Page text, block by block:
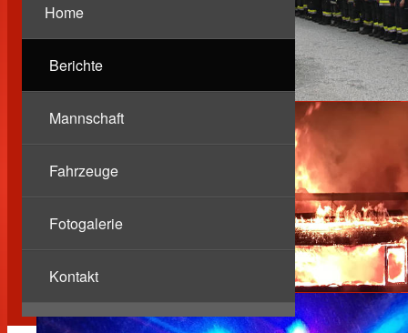
Home
Berichte
Mannschaft
Fahrzeuge
Fotogalerie
Kontakt